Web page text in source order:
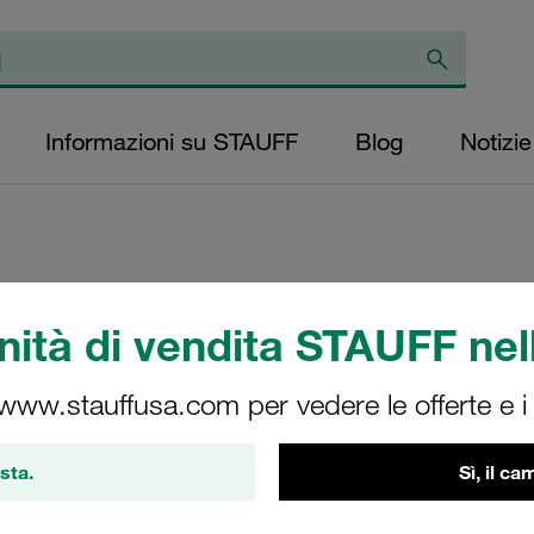
di vendita STAUFF
per vedere le offerte e i
Sì, il
Informazioni su STAUFF Blog Notizie
piastra a saldare
inox V2A DIN 3015
SP-5-M-W4
Stauff Mat. No. 1120000305